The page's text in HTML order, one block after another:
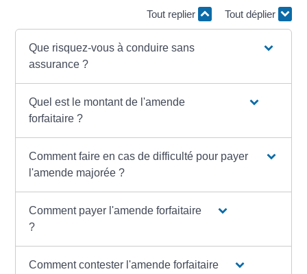
Tout replier Tout déplier
Que risquez-vous à conduire sans
assurance ?
Quel est le montant de l'amende
forfaitaire ?
Comment faire en cas de difficulté pour payer
l'amende majorée ?
Comment payer l'amende forfaitaire
?
Comment contester l'amende forfaitaire